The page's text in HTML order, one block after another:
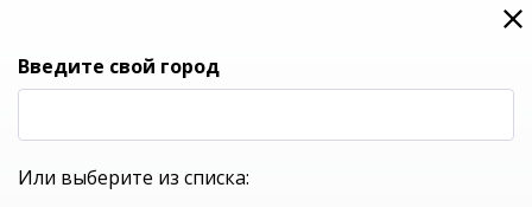
0
Введите свой город
Или выберите из списка: